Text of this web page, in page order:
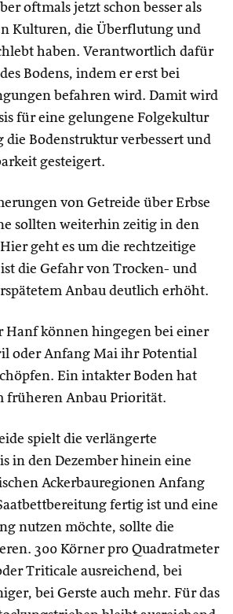
oftmals jetzt schon besser als
Kulturen, die Überflutung und
haben. Verantwortlich dafür
Bodens, indem er erst bei
befahren wird. Damit wird
für eine gelungene Folgekultur
Bodenstruktur verbessert und
gesteigert.
von Getreide über Erbse
sollten weiterhin zeitig in den
geht es um die rechtzeitige
die Gefahr von Trocken- und
Anbau deutlich erhöht.
Hanf können hingegen bei einer
oder Anfang Mai ihr Potential
Ein intakter Boden hat
früheren Anbau Priorität.
spielt die verlängerte
in den Dezember hinein eine
Ackerbauregionen Anfang
fertig ist und eine
nutzen möchte, sollte die
300 Körner pro Quadratmeter
Triticale ausreichend, bei
bei Gerste auch mehr. Für das